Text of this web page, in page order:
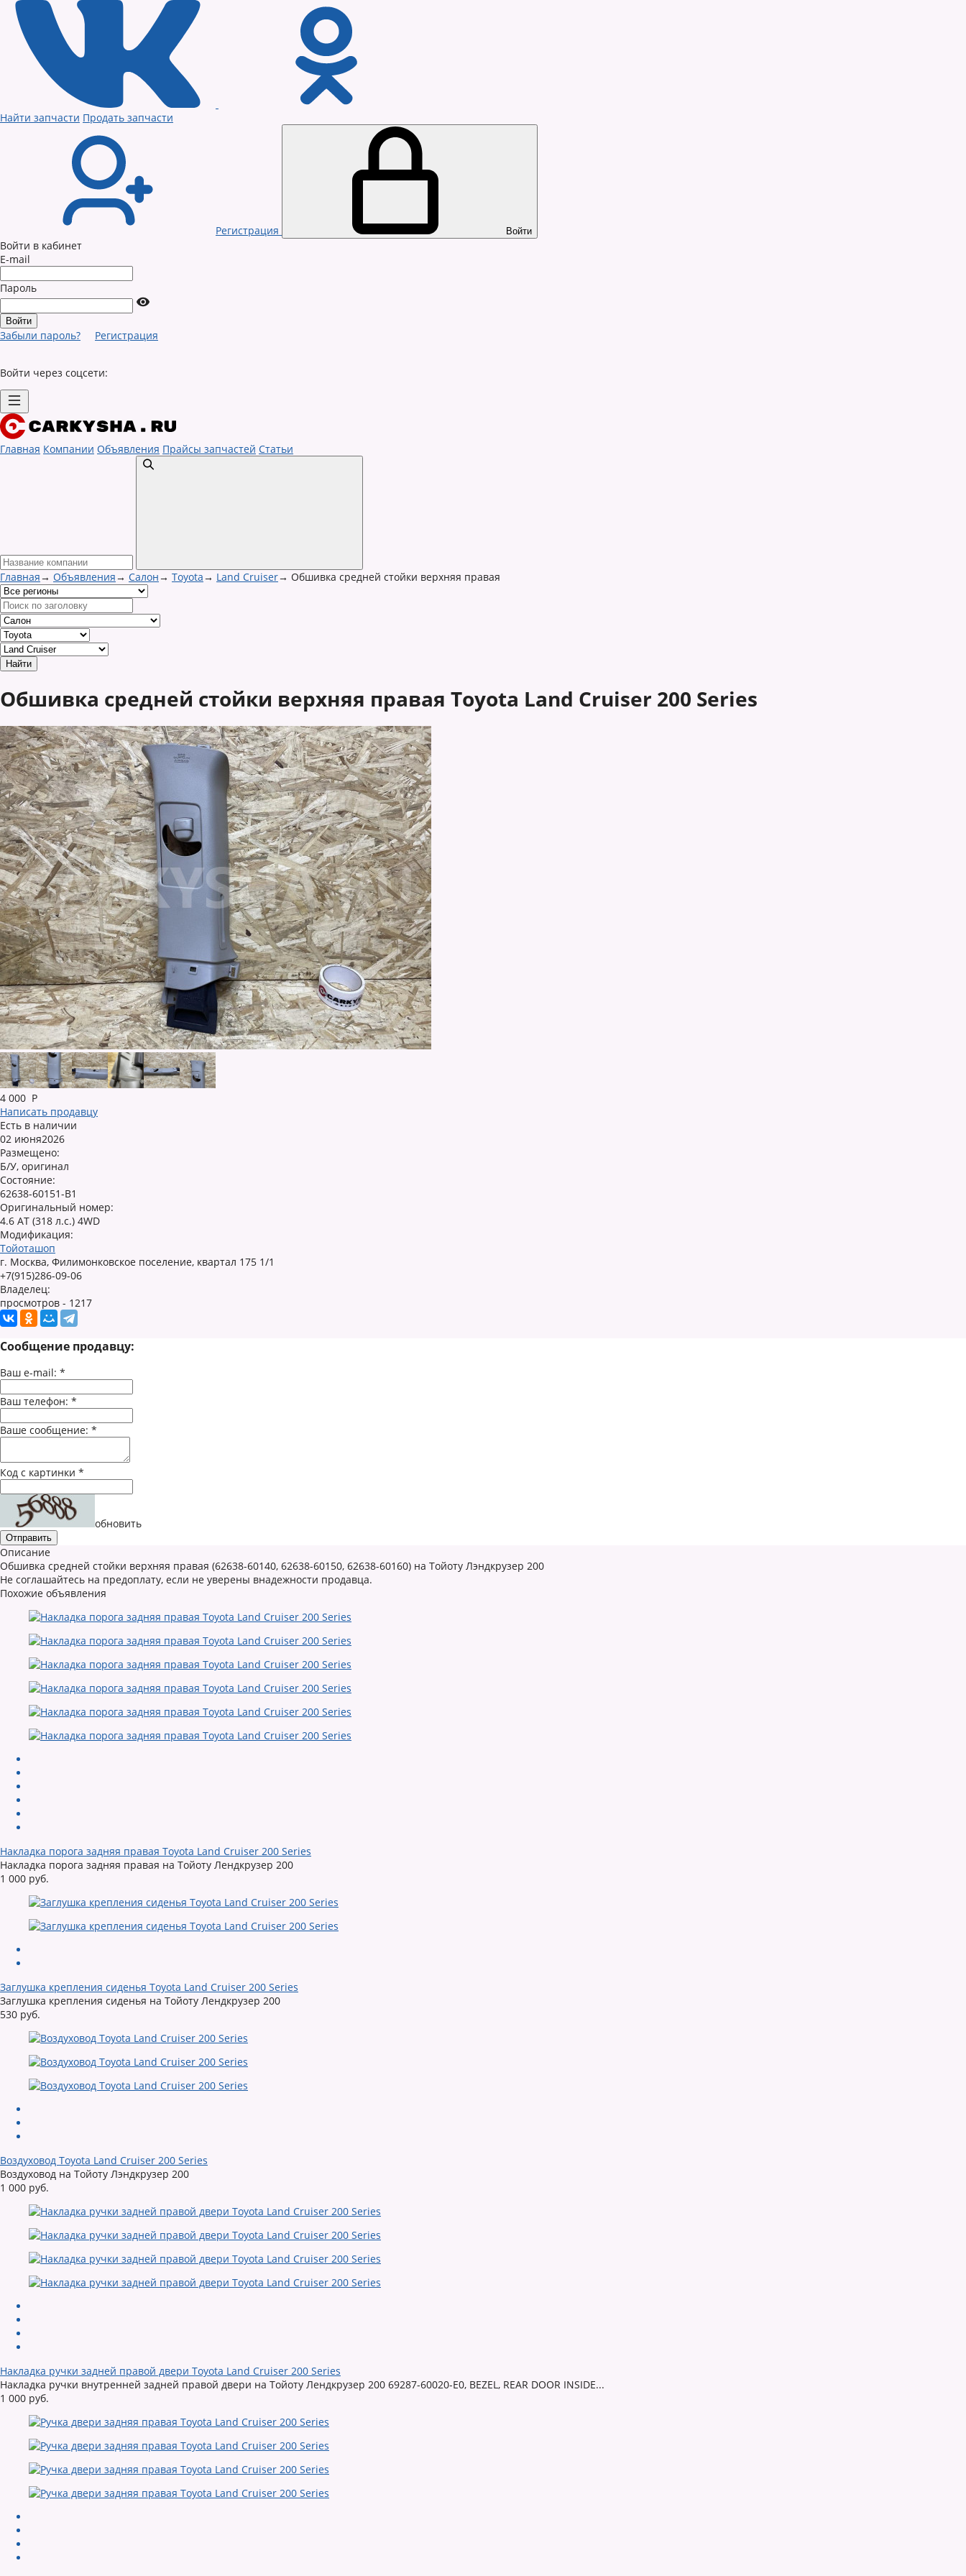
Найти запчасти Продать запчасти
Регистрация Войти
Войти в кабинет
E-mail
Пароль
Забыли пароль? Регистрация
Войти через соцсети:
Главная Компании Объявления Прайсы запчастей Статьи
Главная→ Объявления→ Салон→ Toyota→ Land Cruiser→ Обшивка средней стойки верхняя правая
Обшивка средней стойки верхняя правая Toyota Land Cruiser 200 Series
4 000 Р
Написать продавцу
Есть в наличии
02 июня2026
Размещено:
Б/У, оригинал
Состояние:
62638-60151-B1
Оригинальный номер:
4.6 AT (318 л.с.) 4WD
Модификация:
Тойоташоп
г. Москва, Филимонковское поселение, квартал 175 1/1
+7(915)286-09-06
Владелец:
просмотров - 1217
Сообщение продавцу:
Ваш e-mail: *
Ваш телефон: *
Ваше сообщение: *
Код с картинки *
обновить
Описание
Обшивка средней стойки верхняя правая (62638-60140, 62638-60150, 62638-60160) на Тойоту Лэндкрузер 200
Не соглашайтесь на предоплату, если не уверены внадежности продавца.
Похожие объявления
Накладка порога задняя правая Toyota Land Cruiser 200 Series
Накладка порога задняя правая на Тойоту Лендкрузер 200
1 000 руб.
Заглушка крепления сиденья Toyota Land Cruiser 200 Series
Заглушка крепления сиденья на Тойоту Лендкрузер 200
530 руб.
Воздуховод Toyota Land Cruiser 200 Series
Воздуховод на Тойоту Лэндкрузер 200
1 000 руб.
Накладка ручки задней правой двери Toyota Land Cruiser 200 Series
Накладка ручки внутренней задней правой двери на Тойоту Лендкрузер 200 69287-60020-E0, BEZEL, REAR DOOR INSIDE...
1 000 руб.